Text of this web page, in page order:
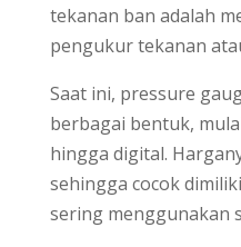
tekanan ban adalah
pengukur tekanan
Saat ini, pressure
berbagai bentuk,
hingga digital.
sehingga cocok
sering menggunakan